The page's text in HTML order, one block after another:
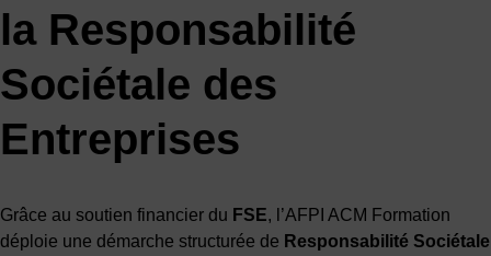
la Responsabilité
Sociétale des
Entreprises
Grâce au soutien financier du FSE, l’AFPI ACM Formation
déploie une démarche structurée de Responsabilité Sociétale